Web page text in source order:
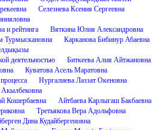
Селезнева Ксения Сергеевна
и рейтинга
Вяткина Юлия Александровна
Турмыскановна
Карканова Бибинур Абаевна
деятельностью
Биткеева Алия Айтжановна
Куватова Асель Маратовна
Нургалиева Лаззат Океновна
Кошербаевна
Айтбаева Карлыгаш Бакбаевна
Третьякова Вера Адольфовна
Дина Кудайбергеновна